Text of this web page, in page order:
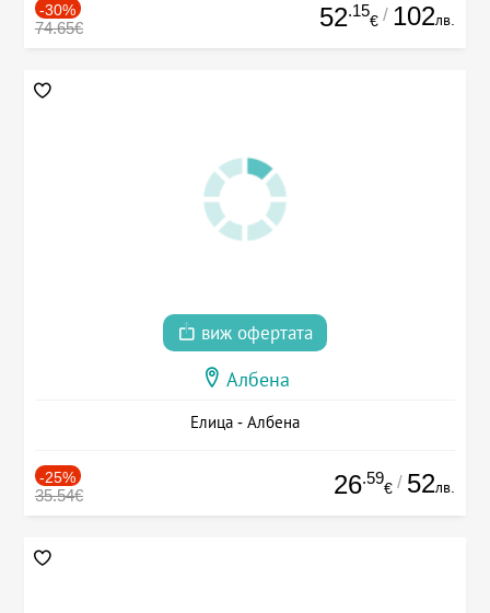
-30%
74.65€ 52.15
€ / 102лв.
виж офертата
Албена
Елица - Албена
-25%
35.54€ 26.59
€ / 52лв.